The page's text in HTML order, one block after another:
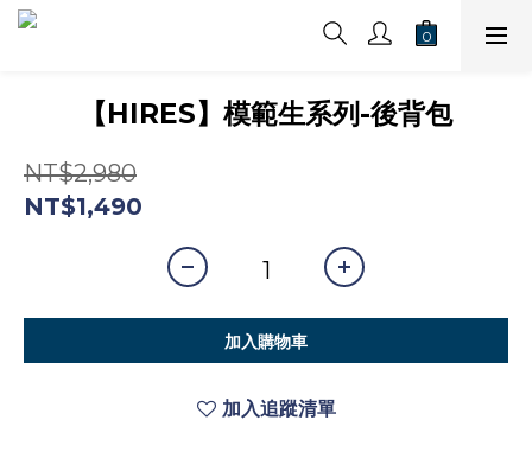
【HIRES】模範生系列-後背包
NT$2,980
NT$1,490
加入購物車
加入追蹤清單